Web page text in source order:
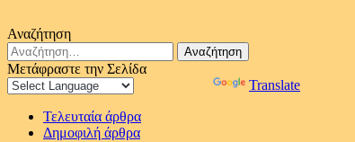
Αναζήτηση
Αναζήτηση
για:
Μετάφραστε την Σελίδα
Translate
Τελευταία άρθρα
Δημοφιλή άρθρα